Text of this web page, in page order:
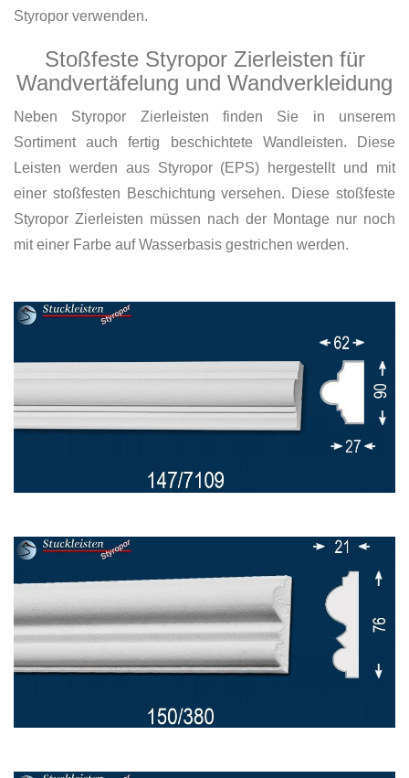
Styropor verwenden.
Stoßfeste Styropor Zierleisten für
Wandvertäfelung und Wandverkleidung
Neben Styropor Zierleisten finden Sie in unserem
Sortiment auch fertig beschichtete Wandleisten. Diese
Leisten werden aus Styropor (EPS) hergestellt und mit
einer stoßfesten Beschichtung versehen. Diese stoßfeste
Styropor Zierleisten müssen nach der Montage nur noch
mit einer Farbe auf Wasserbasis gestrichen werden.